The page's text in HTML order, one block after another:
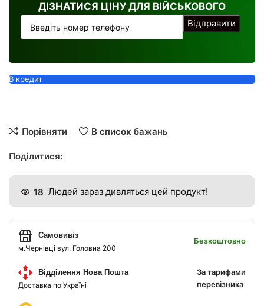
ДІЗНАТИСЯ ЦІНУ ДЛЯ ВІЙСЬКОВОГО
В кредит
Порівняти В список бажань
Поділитися:
18 Людей зараз дивляться цей продукт!
Самовивіз
м.Чернівці вул. Головна 200
Безкоштовно
Відділення Нова Пошта
Доставка по Україні
За тарифами
перевізника